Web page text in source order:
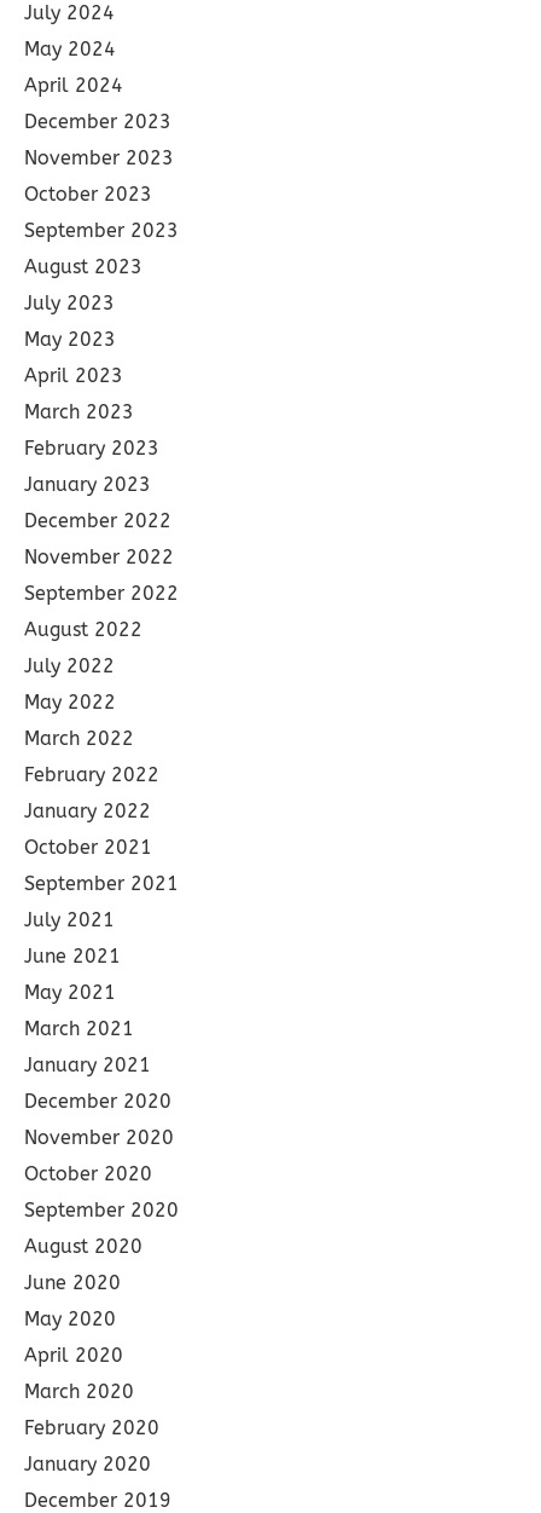
July 2024
May 2024
April 2024
December 2023
November 2023
October 2023
September 2023
August 2023
July 2023
May 2023
April 2023
March 2023
February 2023
January 2023
December 2022
November 2022
September 2022
August 2022
July 2022
May 2022
March 2022
February 2022
January 2022
October 2021
September 2021
July 2021
June 2021
May 2021
March 2021
January 2021
December 2020
November 2020
October 2020
September 2020
August 2020
June 2020
May 2020
April 2020
March 2020
February 2020
January 2020
December 2019